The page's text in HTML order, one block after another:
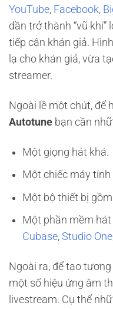
YouTube, Facebook,
dần trở thành “vũ khí”
tiếp cận khán giả.
lạ cho khán giả, vừa
streamer.
Ngoài lề một chút, để
Autotune bạn cần
Một giọng hát khá.
Một chiếc máy
Một bộ thiết bị gồm
Một phần mềm
Cubase, Studio One
Ngoài ra, để tạo
một số hiệu ứng âm
livestream. Cụ thể